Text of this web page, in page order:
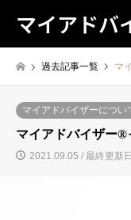
マイアドバ
過去記事一覧 マ
マイアドバイザーについ
マイアドバイザー®
2021.09.05 / 最終更新